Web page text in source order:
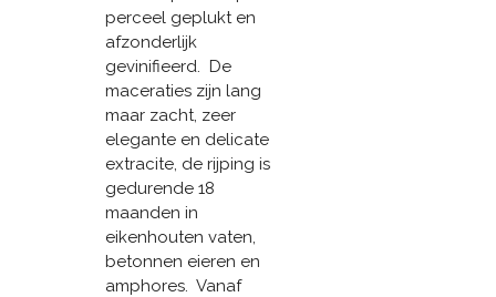
perceel geplukt en
afzonderlijk
gevinifieerd. De
maceraties zijn lang
maar zacht, zeer
elegante en delicate
extracite, de rijping is
gedurende 18
maanden in
eikenhouten vaten,
betonnen eieren en
amphores. Vanaf